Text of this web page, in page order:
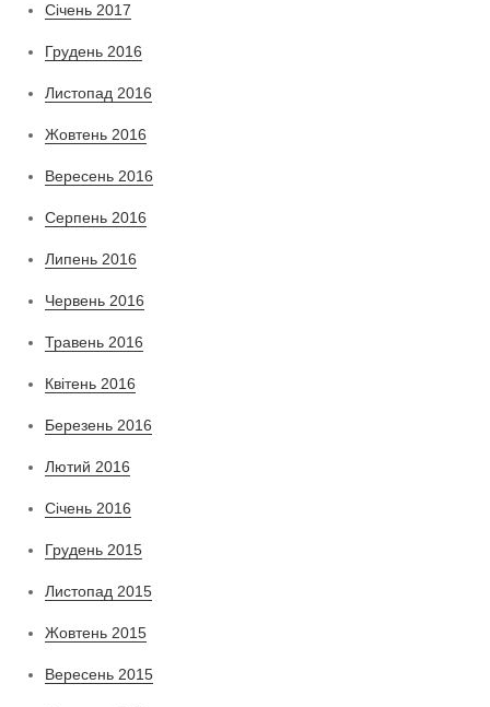
Січень 2017
Грудень 2016
Листопад 2016
Жовтень 2016
Вересень 2016
Серпень 2016
Липень 2016
Червень 2016
Травень 2016
Квітень 2016
Березень 2016
Лютий 2016
Січень 2016
Грудень 2015
Листопад 2015
Жовтень 2015
Вересень 2015